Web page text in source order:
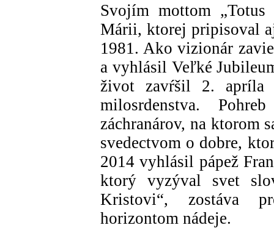
Svojím mottom
Márii, ktorej pripisoval
1981. Ako vizionár
a vyhlásil Veľké
život zavŕšil 2. apríla
milosrdenstva.
záchranárov, na
svedectvom o dobre,
2014 vyhlásil pápež
ktorý vyzýval svet
Kristovi“, zostáva
horizontom nádeje.